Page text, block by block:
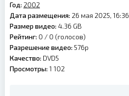
Год: 2002
Дата размещения: 26 мая 2025, 16:36
Размер видео: 4.36 GB
Рейтинг: 0 / 0 (голосов)
Разрешение видео: 576p
Качество: DVD5
Просмотры: 1 102